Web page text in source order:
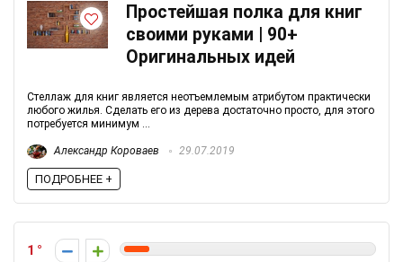
Простейшая полка для книг
своими руками | 90+
Оригинальных идей
Стеллаж для книг является неотъемлемым атрибутом практически
любого жилья. Сделать его из дерева достаточно просто, для этого
потребуется минимум ...
Александр Короваев 29.07.2019
ПОДРОБНЕЕ +
1